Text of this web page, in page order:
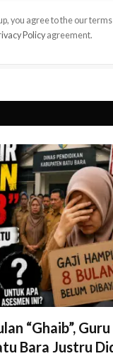
you agree to the our
Policy agreement.
“Ghaib”,
Bara Justru